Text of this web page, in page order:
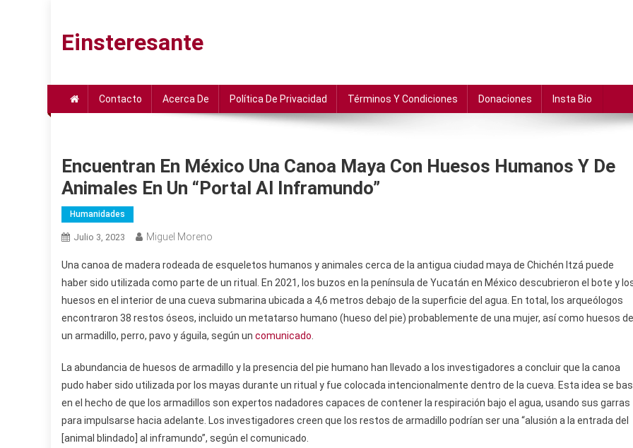
contenido
Einsteresante
Contacto Acerca De Política De Privacidad Términos Y Condiciones Donaciones Insta Bio
Encuentran En México Una Canoa Maya Con Huesos Humanos Y De
Animales En Un “portal Al Inframundo”
Humanidades
Julio 3, 2023 Miguel Moreno
Una canoa de madera rodeada de esqueletos humanos y animales cerca de la antigua ciudad maya de Chichén Itzá puede
haber sido utilizada como parte de un ritual. En 2021, los buzos en la península de Yucatán en México descubrieron el bote y
huesos en el interior de una cueva submarina ubicada a 4,6 metros debajo de la superficie del agua. En total, los arqueólogos
encontraron 38 restos óseos, incluido un metatarso humano (hueso del pie) probablemente de una mujer, así como huesos de
un armadillo, perro, pavo y águila, según un comunicado
La abundancia de huesos de armadillo y la presencia del pie humano han llevado a los investigadores a concluir que la canoa
pudo haber sido utilizada por los mayas durante un ritual y fue colocada intencionalmente dentro de la cueva. Esta idea se
en el hecho de que los armadillos son expertos nadadores capaces de contener la respiración bajo el agua, usando sus garras
para impulsarse hacia adelante. Los investigadores creen que los restos de armadillo podrían ser una “alusión a la entrada del
[animal blindado] al inframundo”, según el comunicado.